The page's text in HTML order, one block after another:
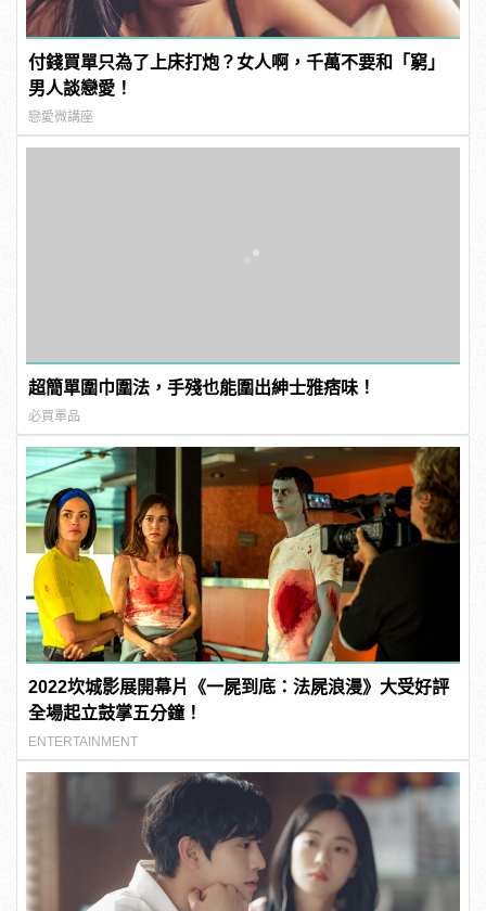
付錢買單只為了上床打炮？女人啊，千萬不要和「窮」
男人談戀愛！
戀愛微講座
超簡單圍巾圍法，手殘也能圍出紳士雅痞味！
必買單品
2022坎城影展開幕片《一屍到底：法屍浪漫》大受好評
全場起立鼓掌五分鐘！
ENTERTAINMENT